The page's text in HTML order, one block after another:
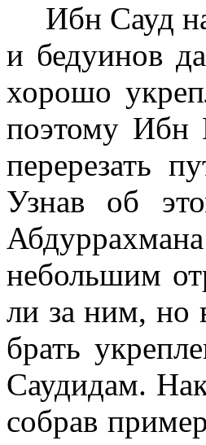
Ибн Сауд
и бедуинов
хорошо
поэтому Ибн
перерезать
Узнав об
небольшим
ли за ним, но
брать
Саудидам.
собрав